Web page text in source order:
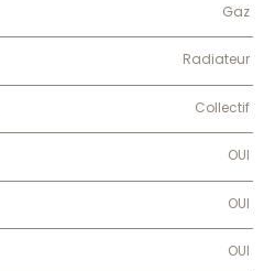
Gaz
Radiateur
Collectif
OUI
OUI
OUI